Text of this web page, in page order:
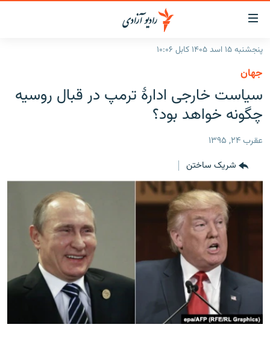
لینک‌های
قابل
دسترسی
متن
اصلی
بازگشت
منوی
مراجعه
صفحه
گزارش‌ها
افغانستان
جهان
خبرها
جدول نشرات
مصاحبه‌ها
برنامه‌ها
مجموعه تصویری
بحران مهاجرت
تماس
صفحه پشتو
پنجشنبه ۱۵ اسد ۱۴۰۵ کابل ۱۰:۰۶
جهان
سیاست خارجی ادارۀ ترمپ در قبال روسیه
چگونه خواهد بود؟
عقرب ۲۴, ۱۳۹۵
شریک ساختن